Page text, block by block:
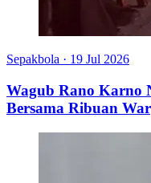
Sepakbola · 19 Jul 2026
Wagub Rano Karno
Bersama Ribuan